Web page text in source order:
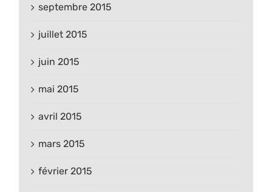
septembre 2015
juillet 2015
juin 2015
mai 2015
avril 2015
mars 2015
février 2015